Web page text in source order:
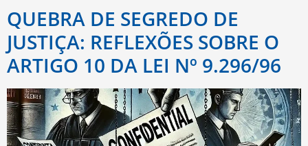
QUEBRA DE SEGREDO DE
JUSTIÇA: REFLEXÕES SOBRE O
ARTIGO 10 DA LEI Nº 9.296/96